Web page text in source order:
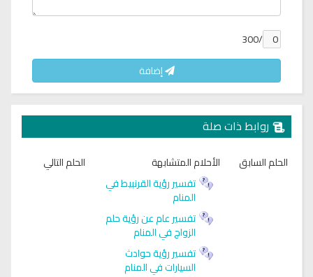
/300
إضافة
روابط ذات صلة
الحلم السابق
الأحلام المتشابهة
تفسير رؤية القرنبيط في
المنام
تفسير عام عن رؤية حلم
الزواج في المنام
تفسير رؤية حوادث
السيارات في المنام
الحلم التالي